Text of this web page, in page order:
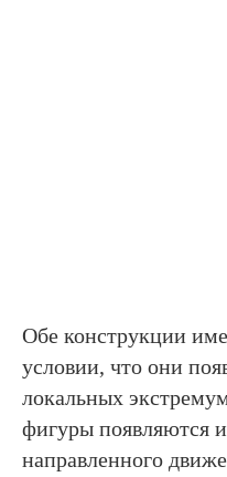
Обе конструкции
условии, что они
локальных
фигуры появляются
направленного